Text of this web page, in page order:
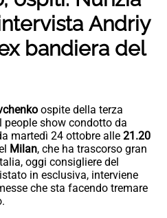
Andriy
bandiera del
ospite della terza
people show condotto da
martedì 24 ottobre alle 21.20
Milan, che ha trascorso gran
oggi consigliere del
in esclusiva, interviene
che sta facendo tremare